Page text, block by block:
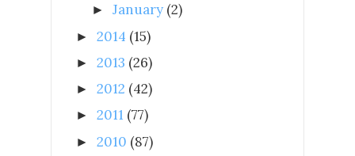
►January (2)
► 2014 (15)
► 2013 (26)
► 2012 (42)
► 2011 (77)
► 2010 (87)